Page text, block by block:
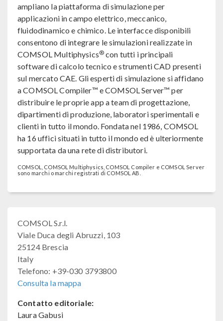
ampliano la piattaforma di simulazione per
applicazioni in campo elettrico, meccanico,
fluidodinamico e chimico. Le interfacce disponibili
consentono di integrare le simulazioni realizzate in
COMSOL Multiphysics® con tutti i principali
software di calcolo tecnico e strumenti CAD presenti
sul mercato CAE. Gli esperti di simulazione si affidano
a COMSOL Compiler™ e COMSOL Server™ per
distribuire le proprie app a team di progettazione,
dipartimenti di produzione, laboratori sperimentali e
clienti in tutto il mondo. Fondata nel 1986, COMSOL
ha 16 uffici situati in tutto il mondo ed è ulteriormente
supportata da una rete di distributori.
COMSOL, COMSOL Multiphysics, COMSOL Compiler e COMSOL Server
sono marchi o marchi registrati di COMSOL AB.
COMSOL S.r.l.
Viale Duca degli Abruzzi, 103
25124 Brescia
Italy
Telefono: +39-030 3793800
Consulta la mappa
Contatto editoriale:
Laura Gabusi